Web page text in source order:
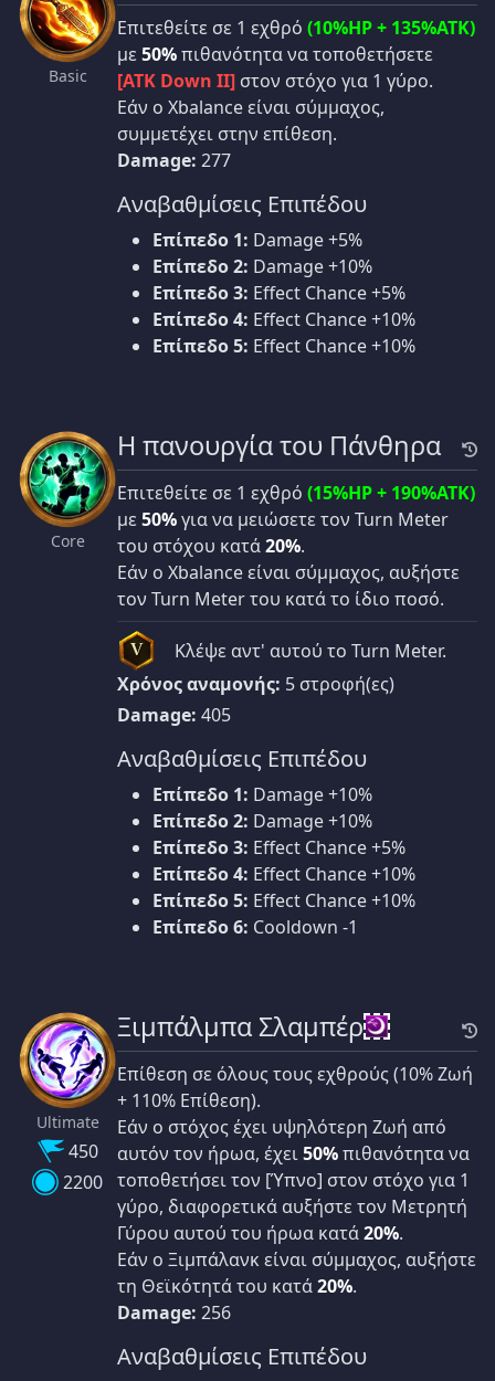
Basic
Επιτεθείτε σε 1 εχθρό (10%HP + 135%ATK)
με 50%πιθανότητα να τοποθετήσετε
[ATK Down II] στον στόχο για 1 γύρο.
Εάν ο Xbalance είναι σύμμαχος,
συμμετέχει στην επίθεση.
Damage: 277
Αναβαθμίσεις Επιπέδου
Επίπεδο 1: Damage +5%
Επίπεδο 2: Damage +10%
Επίπεδο 3: Effect Chance +5%
Επίπεδο 4: Effect Chance +10%
Επίπεδο 5: Effect Chance +10%
Core
Η πανουργία του Πάνθηρα
Επιτεθείτε σε 1 εχθρό (15%HP + 190%ATK)
με 50%για να μειώσετε τον Turn Meter
του στόχου κατά20%.
Εάν ο Xbalance είναι σύμμαχος, αυξήστε
τον Turn Meter του κατά το ίδιο ποσό.
V
Κλέψε αντ' αυτού το Turn Meter.
Χρόνος αναμονής: 5 στροφή(ες)
Damage: 405
Αναβαθμίσεις Επιπέδου
Επίπεδο 1: Damage +10%
Επίπεδο 2: Damage +10%
Επίπεδο 3: Effect Chance +5%
Επίπεδο 4: Effect Chance +10%
Επίπεδο 5: Effect Chance +10%
Επίπεδο 6: Cooldown -1
Ultimate
450
2200
Ξιμπάλμπα Σλαμπέρ
Επίθεση σε όλους τους εχθρούς (10% Ζωή
+ 110% Επίθεση).
Εάν ο στόχος έχει υψηλότερη Ζωή από
αυτόν τον ήρωα, έχει50%πιθανότητα να
τοποθετήσει τον [Ύπνο] στον στόχο για 1
γύρο, διαφορετικά αυξήστε τον Μετρητή
Γύρου αυτού του ήρωα κατά20%.
Εάν ο Ξιμπάλανκ είναι σύμμαχος, αυξήστε
τη Θεϊκότητά του κατά20%.
Damage: 256
Αναβαθμίσεις Επιπέδου